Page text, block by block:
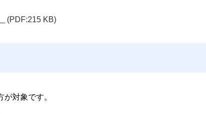
(PDF:215 KB)
対象です。